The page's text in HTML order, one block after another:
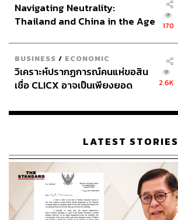
Navigating Neutrality:
Thailand and China in the Age
170
BUSINESS / ECONOMIC
วิเคราะห์ปรากฏการณ์คนแห่ขอสิน
เชื่อ CLICX อาจเป็นเพียงยอด
เรือนไทยที่ถูกซุกไว้
2.6K
LATEST STORIES